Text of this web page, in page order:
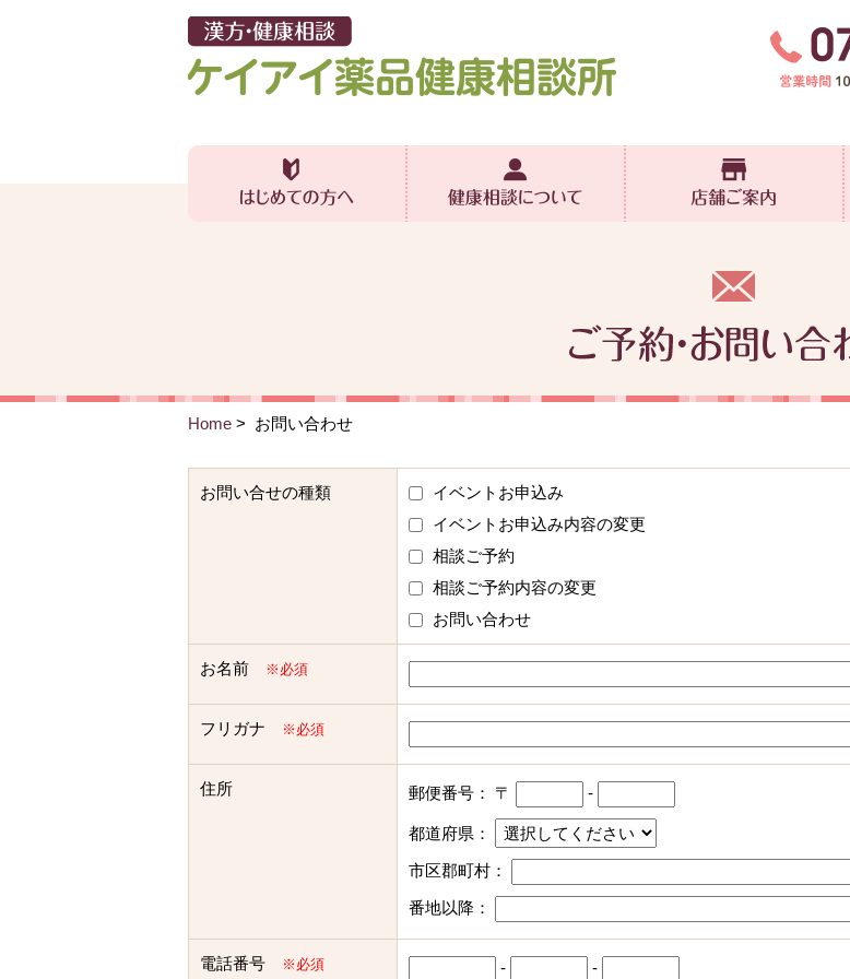
Home > お問い合わせ
お問い合せの種類
イベントお申込み
イベントお申込み内容の変更
相談ご予約
相談ご予約内容の変更
お問い合わせ
お名前 ※必須
フリガナ ※必須
住所 郵便番号： 〒 -
都道府県：
市区郡町村：
番地以降：
電話番号 ※必須 - -